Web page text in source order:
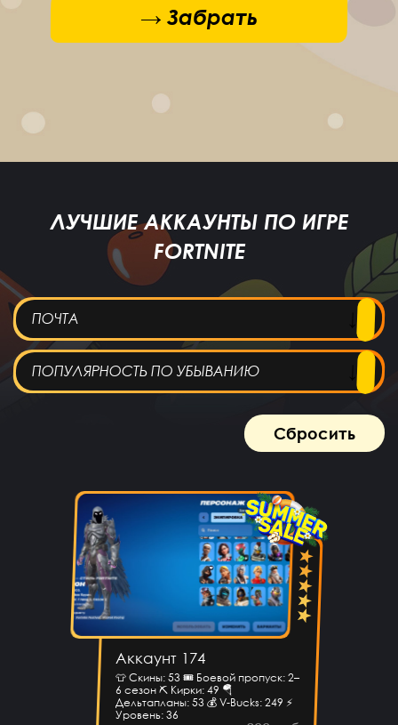
→ Забрать
ЛУЧШИЕ АККАУНТЫ ПО ИГРЕ
FORTNITE
Сбросить
ПОЧТА
ПОПУЛЯРНОСТЬ ПО УБЫВАНИЮ
Аккаунт 174
👕 Скины: 53 🎟 Боевой пропуск: 2–
6 сезон ⛏ Кирки: 49 🪂
Дельтапланы: 53 💰 V-Bucks: 249 ⚡
Уровень: 36